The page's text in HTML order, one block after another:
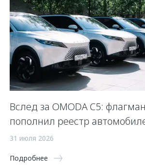
Вслед за OMODA C5:
пополнил реестр
31 июля 2026
Подробнее